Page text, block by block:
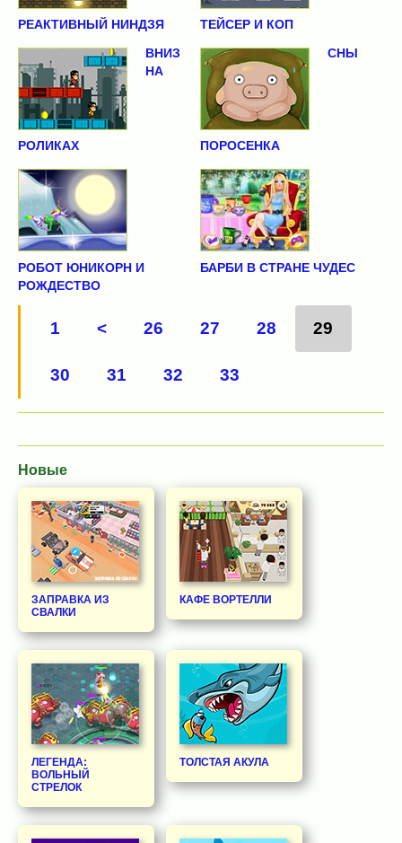
РЕАКТИВНЫЙ НИНДЗЯ
ТЕЙСЕР И КОП
ВНИЗ
НА
РОЛИКАХ
СНЫ
ПОРОСЕНКА
РОБОТ ЮНИКОРН И
РОЖДЕСТВО
БАРБИ В СТРАНЕ ЧУДЕС
1 < 26 27 28 29
30 31 32 33
Новые
ЗАПРАВКА ИЗ
СВАЛКИ
КАФЕ ВОРТЕЛЛИ
ЛЕГЕНДА:
ВОЛЬНЫЙ
СТРЕЛОК
ТОЛСТАЯ АКУЛА